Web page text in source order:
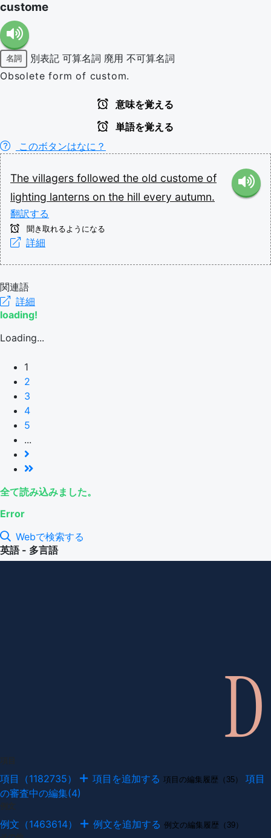
custome
名詞 別表記 可算名詞 廃用 不可算名詞
Obsolete form of custom.
意味を覚える
単語を覚える
このボタンはなに？
The villagers followed the old custome of
lighting lanterns on the hill every autumn.
翻訳する
聞き取れるようになる
詳細
関連語
詳細
loading!
Loading...
1
2
3
4
5
...
全て読み込みました。
Error
Webで検索する
英語 - 多言語
項目（1182735） 項目を追加する 項目の編集履歴（35）
項目
の審査中の編集(4)
例文（1463614） 例文を追加する 例文の編集履歴（39）